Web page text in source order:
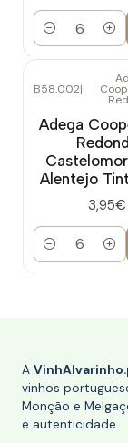
Quantidade
B58.002|
Adega
Alentejo
3,95€
Quantidade
A
vinhos
Monção e
e autenticidade.